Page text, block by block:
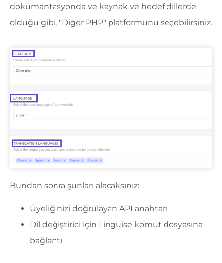
dokümantasyonda ve kaynak ve hedef dillerde
olduğu gibi, "Diğer PHP" platformunu seçebilirsiniz.
Bundan sonra şunları alacaksınız:
Üyeliğinizi doğrulayan API anahtarı
Dil değiştirici için Linguise komut dosyasına
bağlantı